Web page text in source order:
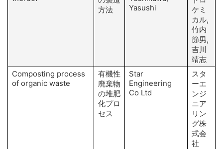
方法
Yasushi
ケミ
カル,
竹内
節男,
吉川
靖志
Composting process
of organic waste
有機性
廃棄物
の堆肥
化プロ
セス
Star
Engineering
Co Ltd
スタ
ーエ
ンジ
ニア
リン
グ株
式会
社